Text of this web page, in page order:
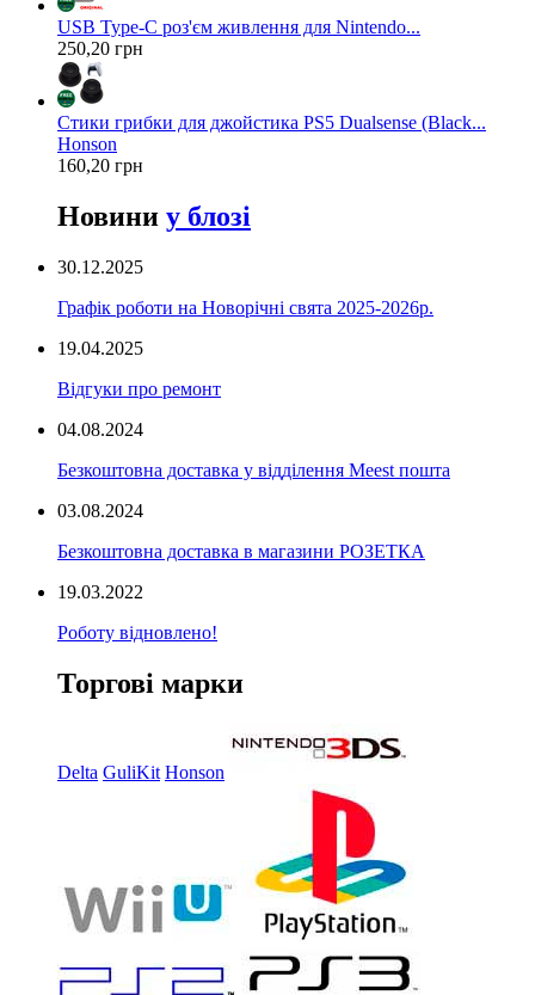
USB Type-C роз'єм живлення для Nintendo...
250,20 грн
Стики грибки для джойстика PS5 Dualsense (Black...
Honson
160,20 грн
Новини у блозі
30.12.2025
Графік роботи на Новорічні свята 2025-2026р.
19.04.2025
Відгуки про ремонт
04.08.2024
Безкоштовна доставка у відділення Meest пошта
03.08.2024
Безкоштовна доставка в магазини РОЗЕТКА
19.03.2022
Роботу відновлено!
Торгові марки
Delta GuliKit Honson